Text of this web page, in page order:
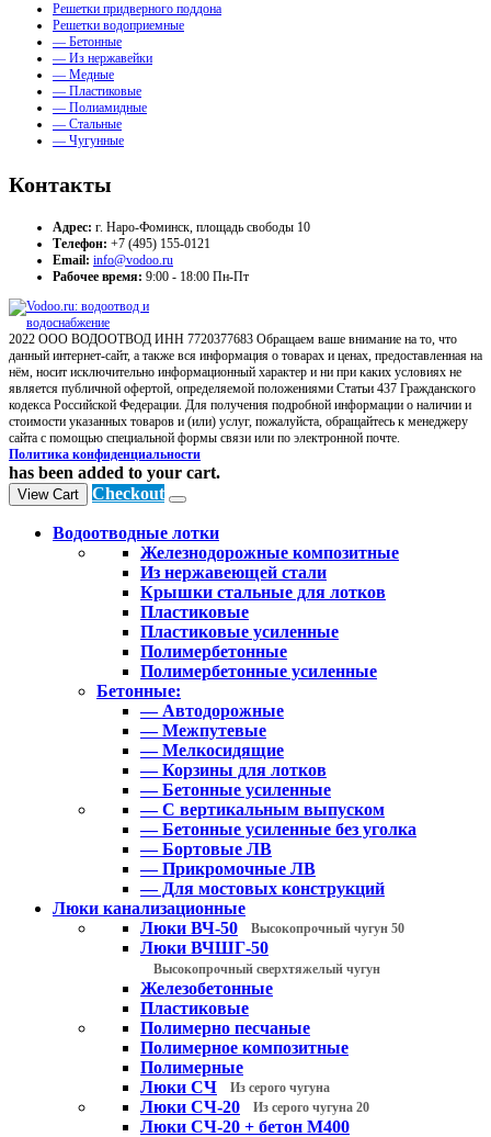
Решетки придверного поддона
Решетки водоприемные
— Бетонные
— Из нержавейки
— Медные
— Пластиковые
— Полиамидные
— Стальные
— Чугунные
Контакты
Адрес: г. Наро-Фоминск, площадь свободы 10
Телефон: +7 (495) 155-0121
Email: info@vodoo.ru
Рабочее время: 9:00 - 18:00 Пн-Пт
2022 ООО ВОДООТВОД ИНН 7720377683 Обращаем ваше внимание на то, что
данный интернет-сайт, а также вся информация о товарах и ценах, предоставленная на
нём, носит исключительно информационный характер и ни при каких условиях не
является публичной офертой, определяемой положениями Статьи 437 Гражданского
кодекса Российской Федерации. Для получения подробной информации о наличии и
стоимости указанных товаров и (или) услуг, пожалуйста, обращайтесь к менеджеру
сайта с помощью специальной формы связи или по электронной почте.
Политика конфиденциальности
has been added to your cart.
View Cart Checkout
Водоотводные лотки
Железнодорожные композитные
Из нержавеющей стали
Крышки стальные для лотков
Пластиковые
Пластиковые усиленные
Полимербетонные
Полимербетонные усиленные
Бетонные:
— Автодорожные
— Межпутевые
— Мелкосидящие
— Корзины для лотков
— Бетонные усиленные
— С вертикальным выпуском
— Бетонные усиленные без уголка
— Бортовые ЛВ
— Прикромочные ЛВ
— Для мостовых конструкций
Люки канализационные
Люки ВЧ-50
Высокопрочный чугун 50
Люки ВЧШГ-50
Высокопрочный сверхтяжелый чугун
Железобетонные
Пластиковые
Полимерно песчаные
Полимерное композитные
Полимерные
Люки СЧ
Из серого чугуна
Люки СЧ-20 Из серого чугуна 20
Люки СЧ-20 + бетон М400